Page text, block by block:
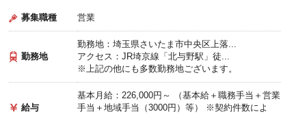
募集職種 営業
勤務地
勤務地：埼玉県さいたま市中央区上落...
アクセス：JR埼京線「北与野駅」徒...
※上記の他にも多数勤務地ございます。
給与
基本月給：226,000円～ （基本給＋職務手当＋営業
手当＋地域手当（3000円）等） ※契約件数によ